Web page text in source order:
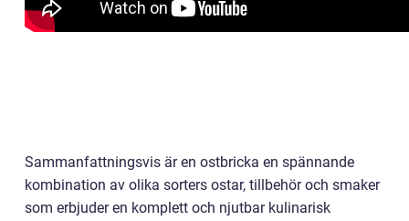
Sammanfattningsvis är en ostbricka en spännande
kombination av olika sorters ostar, tillbehör och smaker
som erbjuder en komplett och njutbar kulinarisk